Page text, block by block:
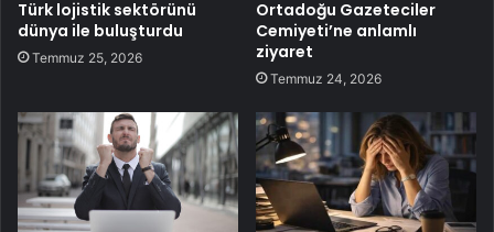
Türk lojistik sektörünü
dünya ile buluşturdu
Temmuz 25, 2026
Ortadoğu Gazeteciler
Cemiyeti’ne anlamlı
ziyaret
Temmuz 24, 2026